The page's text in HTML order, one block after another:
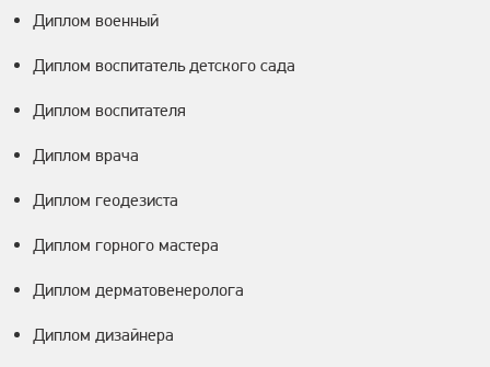
Диплом военный
Диплом воспитатель детского сада
Диплом воспитателя
Диплом врача
Диплом геодезиста
Диплом горного мастера
Диплом дерматовенеролога
Диплом дизайнера